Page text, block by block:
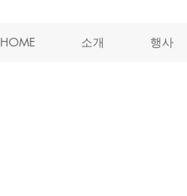
HOME 소개 행사